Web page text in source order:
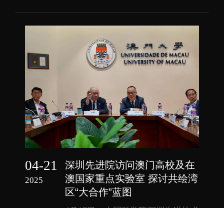
果对接活动。本次活动聚焦“生物医
药产业融合创新”主题，依托深圳先
进院“科技成果超市”进一步探讨生物
医药创新生态...
04-21
2025
深圳先进院访问澳门高校及在
澳国家重点实验室 探讨共绘湾
区“大合作”蓝图